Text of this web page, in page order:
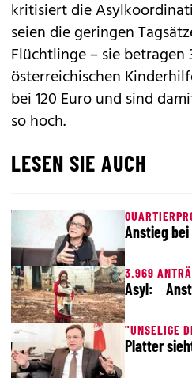
kritisiert die
seien die geringen
Flüchtlinge – sie betragen
österreichischen
bei 120 Euro und sind
so hoch.
LESEN SIE AUCH
Anstieg
3.969
Asyl:
"UNSELIGE
Platter